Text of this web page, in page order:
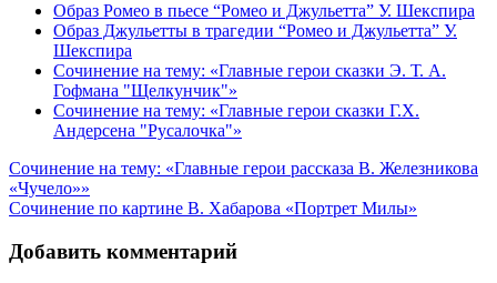
Образ Ромео в пьесе “Ромео и Джульетта” У. Шекспира
Образ Джульетты в трагедии “Ромео и Джульетта” У.
Шекспира
Сочинение на тему: «Главные герои сказки Э. Т. А.
Гофмана "Щелкунчик"»
Сочинение на тему: «Главные герои сказки Г.Х.
Андерсена "Русалочка"»
Навигация
по
Сочинение на тему: «Главные герои рассказа В. Железникова
«Чучело»»
Сочинение по картине В. Хабарова «Портрет Милы»
Добавить комментарий